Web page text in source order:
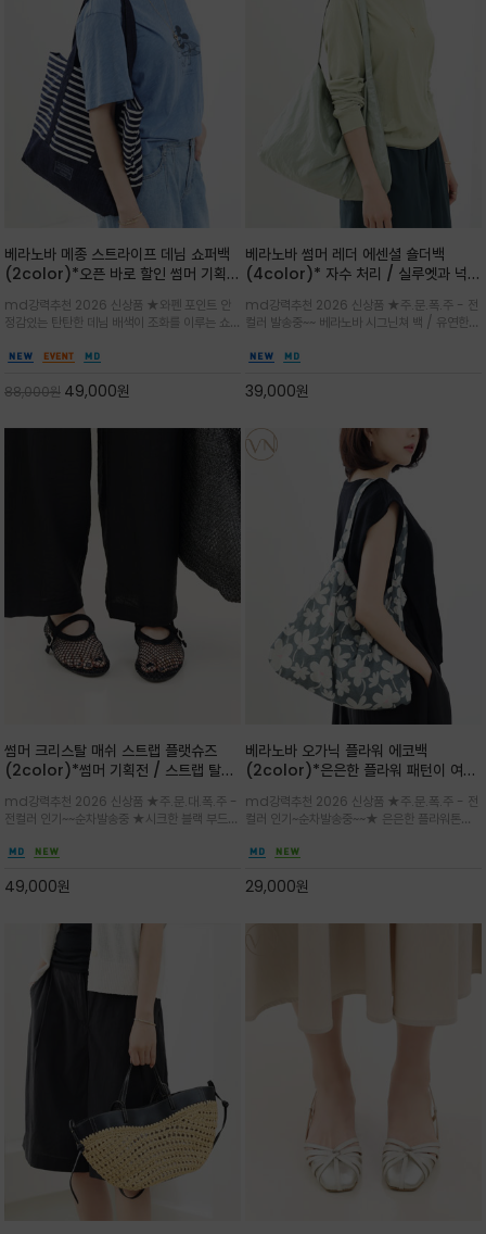
베라노바 메종 스트라이프 데님 쇼퍼백
(2color)*오픈 바로 할인 썸머 기획
말 모임룩, 여행룩까지 ~
md강력추천 2026 신상품 ★와펜 포인트 안
정감있는 탄탄한 데님 배색이 조화를 이루는 쇼
클래식한 네이비·아이보리 스트라이프와 산뜻한
88,000원 49,000원
베라노바 썸머 레더 에센셜 숄더백
(4color)* 자수 처리 / 실루엣과 넉넉
셜 숄더백
md강력추천 2026 신상품 ★주.문.폭.주 - 전
컬러 발송중~~ 베라노바 시그닌쳐 백 / 유연한
설계로 어깨의 피로도를 낮춰 편안한 착용/가볍
리 숄더백
39,000원
썸머 크리스탈 매쉬 스트랩 플랫슈즈
(2color)*썸머 기획전 / 스트랩 탈착
세한 메쉬 짜임 위로 은은하게 반짝이는
크리스탈 디테일을 더한 플랫슈즈
md강력추천 2026 신상품 ★주.문.대.폭.주 -
전컬러 인기~~순차발송중 ★시크한 블랙 부드러
하게 좋으며 가볍고 시원해 데일리 만능 아이템 /
49,000원
베라노바 오가닉 플라워 에코백
(2color)*은은한 플라워 패턴이 여름
코백
md강력추천 2026 신상품 ★주.문.폭.주 - 전
컬러 인기~순차발송중~~★ 은은한 플라워톤이
고급스럽게 내추럴한 감성의 천연 오가닉 코튼소
해져 완성
29,000원